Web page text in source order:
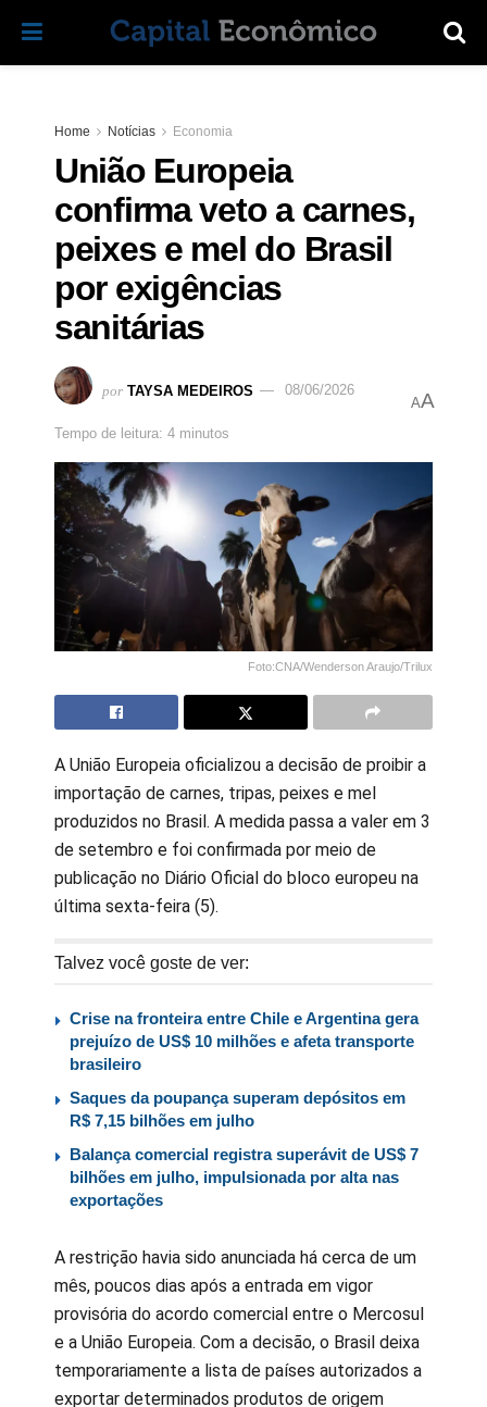
Home Notícias Economia
União Europeia
confirma veto a carnes,
peixes e mel do Brasil
por exigências
sanitárias
por TAYSA MEDEIROS 08/06/2026
Tempo de leitura: 4 minutos
AA
Foto:CNA/Wenderson Araujo/Trilux
A União Europeia oficializou a decisão de proibir a
importação de carnes, tripas, peixes e mel
produzidos no Brasil. A medida passa a valer em 3
de setembro e foi confirmada por meio de
publicação no Diário Oficial do bloco europeu na
última sexta-feira (5).
Talvez você goste de ver:
Crise na fronteira entre Chile e Argentina gera
prejuízo de US$ 10 milhões e afeta transporte
brasileiro
Saques da poupança superam depósitos em
R$ 7,15 bilhões em julho
Balança comercial registra superávit de US$ 7
bilhões em julho, impulsionada por alta nas
exportações
A restrição havia sido anunciada há cerca de um
mês, poucos dias após a entrada em vigor
provisória do acordo comercial entre o Mercosul
e a União Europeia. Com a decisão, o Brasil deixa
temporariamente a lista de países autorizados a
exportar determinados produtos de origem